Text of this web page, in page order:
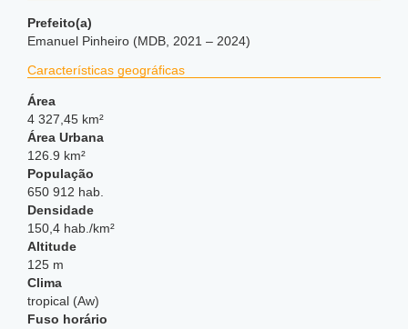
Prefeito(a)
Emanuel Pinheiro (MDB, 2021 – 2024)
Características geográficas
Área
4 327,45 km²
Área Urbana
126.9 km²
População
650 912 hab.
Densidade
150,4 hab./km²
Altitude
125 m
Clima
tropical (Aw)
Fuso horário